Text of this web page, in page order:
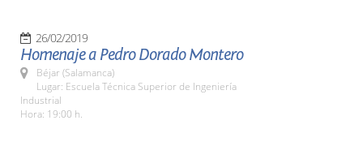
26/02/2019
Homenaje a Pedro Dorado Montero
Béjar (Salamanca)
Lugar: Escuela Técnica Superior de Ingeniería
Industrial
Hora: 19:00 h.